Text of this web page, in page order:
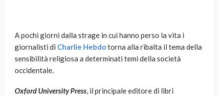
A pochi giorni dalla strage in cui hanno perso la vita i
giornalisti di Charlie Hebdotorna alla ribalta il tema della
sensibilità religiosa a determinati temi della società
occidentale.
Oxford University Press, il principale editore di libri